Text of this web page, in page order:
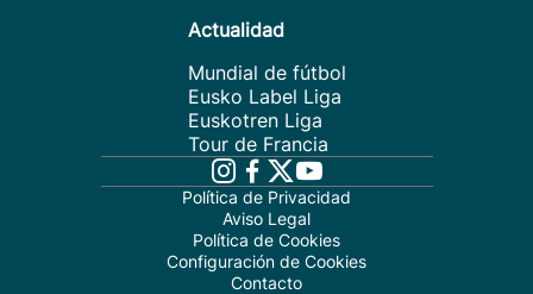
Actualidad
Mundial de fútbol
Eusko Label Liga
Euskotren Liga
Tour de Francia
Política de Privacidad
Aviso Legal
Política de Cookies
Configuración de Cookies
Contacto